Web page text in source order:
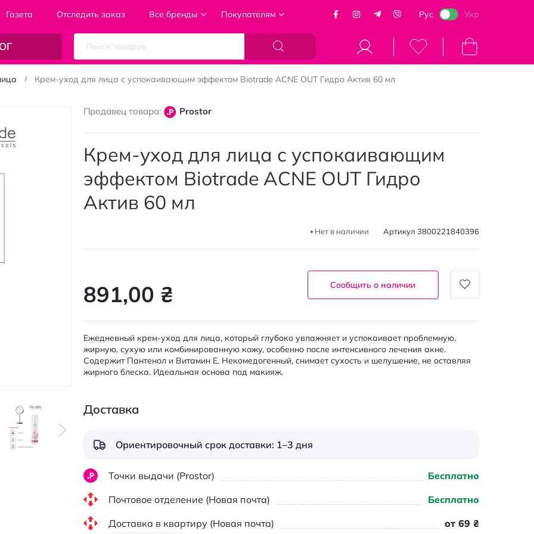
Газета Отследить заказ Все бренды Покупателям Рус Укр
Моя корзина
Крем-уход для лица с успокаивающим эффектом Biotrade ACNE OUT Гидро Актив 60 мл
Продавец товара: Prostor
Крем-уход для лица с успокаивающим
эффектом Biotrade ACNE OUT Гидро
Актив 60 мл
Нет в наличии Артикул 3800221840396
891,00 ₴ Сообщить о наличии
Ежедневный крем-уход для лица, который глубоко увлажняет и успокаивает проблемную,
жирную, сухую или комбинированную кожу, особенно после интенсивного лечения акне.
Содержит Пантенол и Витамин Е. Некомедогенный, снимает сухость и шелушение, не оставляя
жирного блеска. Идеальная основа под макияж.
Доставка
Ориентировочный срок доставки: 1–3 дня
Точки выдачи (Prostor)
Бесплатно
Почтовое отделение (Новая почта)
Бесплатно
Доставка в квартиру (Новая почта)
от 69 ₴